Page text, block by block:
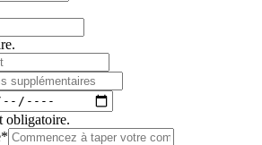
obligatoire.
*